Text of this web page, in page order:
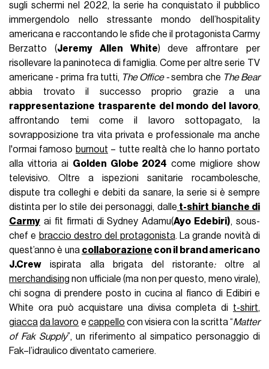
sugli schermi nel 2022, la serie ha conquistato il pubblico
immergendolo nello stressante mondo dell’hospitality
americana e raccontando le sfide che il protagonista Carmy
Berzatto (Jeremy Allen White) deve affrontare per
risollevare la paninoteca di famiglia. Come per altre serie TV
americane - prima fra tutti, The Office -sembra che The Bear
abbia trovato il successo proprio grazie a una
rappresentazione trasparente del mondo del lavoro,
affrontando temi come il lavoro sottopagato, la
sovrapposizione tra vita privata e professionale ma anche
l'ormai famoso burnout – tutte realtà che lo hanno portato
alla vittoria ai Golden Globe 2024 come migliore show
televisivo. Oltre a ispezioni sanitarie rocambolesche,
dispute tra colleghi e debiti da sanare, la serie si è sempre
distinta per lo stile dei personaggi, dalle t-shirt bianche di
Carmy ai fit firmati di Sydney Adamu(Ayo Edebiri), sous-
chef e braccio destro del protagonista. La grande novità di
quest’anno è una collaborazione con il brand americano
J.Crew ispirata alla brigata del ristorante:oltre al
merchandising non ufficiale (ma non per questo, meno virale),
chi sogna di prendere posto in cucina al fianco di Edibiri e
White ora può acquistare una divisa completa di t-shirt,
giacca da lavoro e cappello con visiera con la scritta “Matter
of Fak Supply”, un riferimento al simpatico personaggio di
Fak–l’idraulico diventato cameriere.